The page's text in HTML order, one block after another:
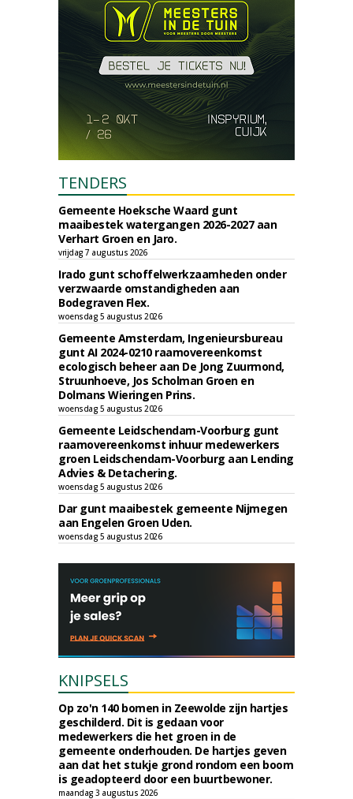
TENDERS
Gemeente Hoeksche Waard gunt
maaibestek watergangen 2026-2027 aan
Verhart Groen en Jaro.
vrijdag 7 augustus 2026
Irado gunt schoffelwerkzaamheden onder
verzwaarde omstandigheden aan
Bodegraven Flex.
woensdag 5 augustus 2026
Gemeente Amsterdam, Ingenieursbureau
gunt AI 2024-0210 raamovereenkomst
ecologisch beheer aan De Jong Zuurmond,
Struunhoeve, Jos Scholman Groen en
Dolmans Wieringen Prins.
woensdag 5 augustus 2026
Gemeente Leidschendam-Voorburg gunt
raamovereenkomst inhuur medewerkers
groen Leidschendam-Voorburg aan Lending
Advies & Detachering.
woensdag 5 augustus 2026
Dar gunt maaibestek gemeente Nijmegen
aan Engelen Groen Uden.
woensdag 5 augustus 2026
KNIPSELS
Op zo'n 140 bomen in Zeewolde zijn hartjes
geschilderd. Dit is gedaan voor
medewerkers die het groen in de
gemeente onderhouden. De hartjes geven
aan dat het stukje grond rondom een boom
is geadopteerd door een buurtbewoner.
maandag 3 augustus 2026